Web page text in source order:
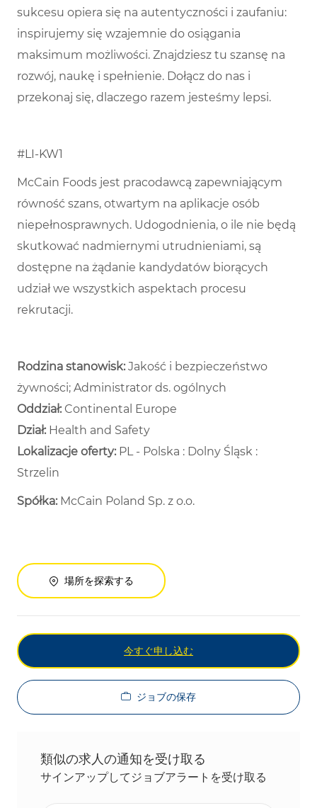
sukcesu opiera się na autentyczności i zaufaniu:
inspirujemy się wzajemnie do osiągania
maksimum możliwości. Znajdziesz tu szansę na
rozwój, naukę i spełnienie. Dołącz do nas i
przekonaj się, dlaczego razem jesteśmy lepsi.
#LI-KW1
McCain Foods jest pracodawcą zapewniającym
równość szans, otwartym na aplikacje osób
niepełnosprawnych. Udogodnienia, o ile nie będą
skutkować nadmiernymi utrudnieniami, są
dostępne na żądanie kandydatów biorących
udział we wszystkich aspektach procesu
rekrutacji.
Rodzina stanowisk:Jakość i bezpieczeństwo
żywności; Administrator ds. ogólnych
Oddział: Continental Europe
Dział: ​ Health and Safety ​
Lokalizacje oferty:PL - Polska : Dolny Śląsk :
Strzelin
Spółka: McCain Poland Sp. z o.o.
場所を探索する
今すぐ申し込む
ジョブの保存
類似の求人の通知を受け取る
サインアップしてジョブアラートを受け取る